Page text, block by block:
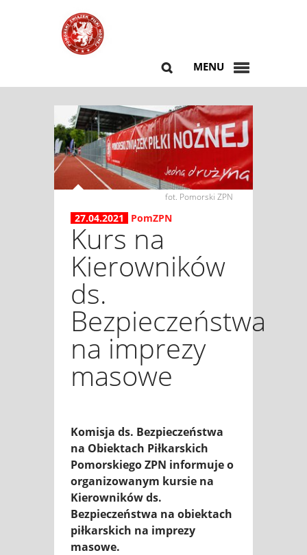
MENU
fot. Pomorski ZPN
27.04.2021 PomZPN
Kurs na
Kierowników
ds.
Bezpieczeństwa
na imprezy
masowe
Komisja ds. Bezpieczeństwa
na Obiektach Piłkarskich
Pomorskiego ZPN informuje o
organizowanym kursie na
Kierowników ds.
Bezpieczeństwa na obiektach
piłkarskich na imprezy
masowe.